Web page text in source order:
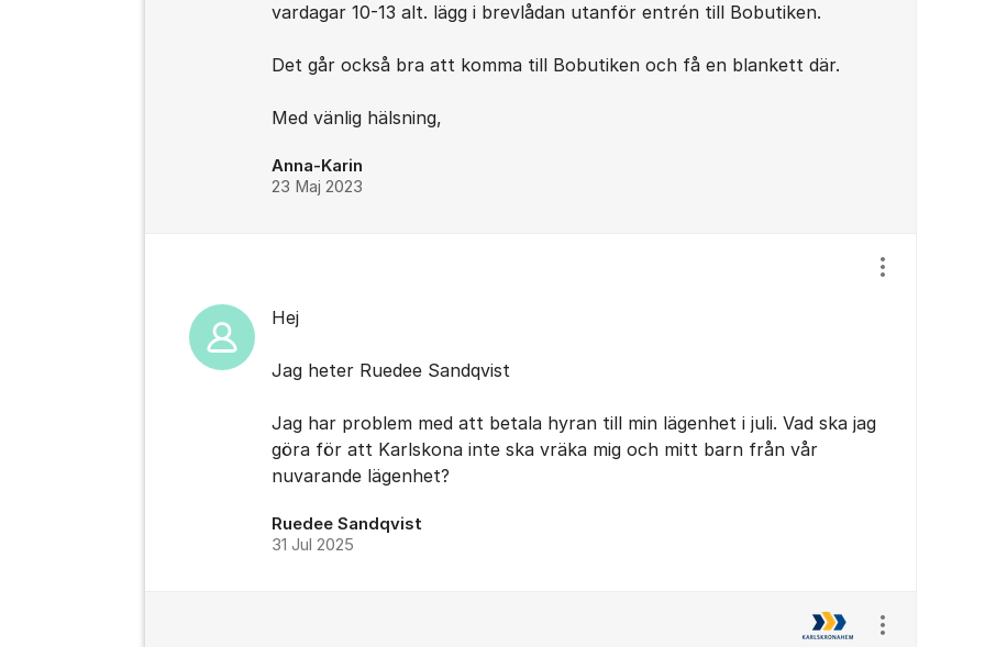
vardagar 10-13 alt. lägg i brevlådan utanför entrén till Bobutiken.
Det går också bra att komma till Bobutiken och få en blankett där.
Med vänlig hälsning,
Anna-Karin
23 Maj 2023
Hej
Jag heter Ruedee Sandqvist
Jag har problem med att betala hyran till min lägenhet i juli. Vad ska jag
göra för att Karlskona inte ska vräka mig och mitt barn från vår
nuvarande lägenhet?
Ruedee Sandqvist
31 Jul 2025
Visa/dölj
Visa/dölj